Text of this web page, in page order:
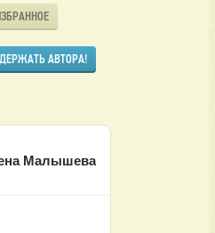
АВТОРА!
Малышева